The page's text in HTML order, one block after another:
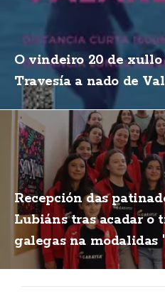
O vindeiro 20 de xullo
Travesía a nado de
Recepción das
Lubiáns tras acadar o
galegas na modalidas